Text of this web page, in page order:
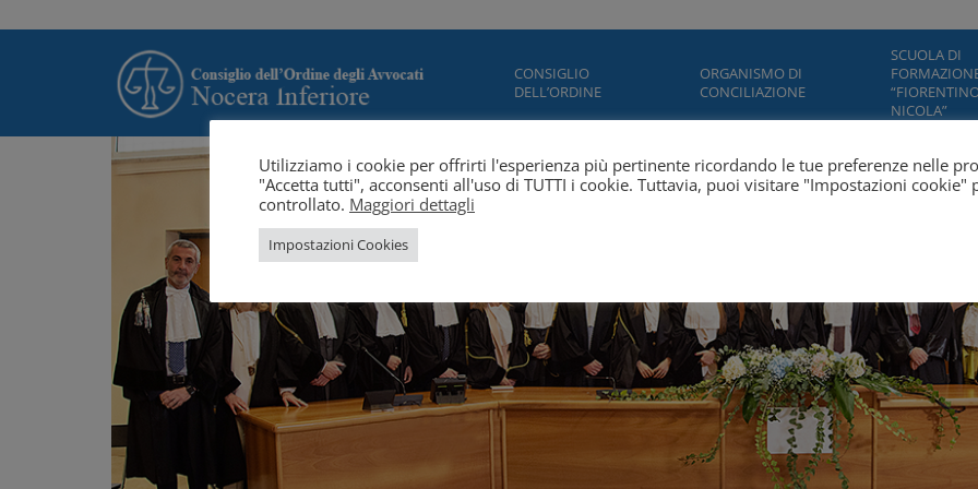
CONSIGLIO
DELL’ORDINE
ORGANISMO DI
CONCILIAZIONE
SCUOLA DI
NICOLA”
Utilizziamo i cookie per offrirti l'esperienza più pertinente ricordando le tue preferenze nelle
"Accetta tutti", acconsenti all'uso di TUTTI i cookie. Tuttavia, puoi visitare "Impostazioni cookie"
controllato. Maggiori dettagli
Impostazioni Cookies